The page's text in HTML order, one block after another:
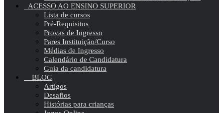
ACESSO AO ENSINO SUPERIOR
Lista de cursos
Pré-Requisitos
Provas de Ingresso
Pares Instituição/Curso
Médias de Ingresso
Calendário de Candidatura
Guia da candidatura
BLOG
Artigos
Desafios
Histórias para crianças